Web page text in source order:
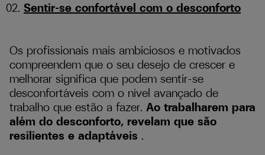
Sentir-se confortável com o desconforto
Os profissionais mais ambiciosos e motivados
compreendem que o seu desejo de crescer e
melhorar significa que podem sentir-se
desconfortáveis com o nível avançado de
trabalho que estão a fazer. Ao trabalharem para
além do desconforto, revelam que são
resilientes e adaptáveis .